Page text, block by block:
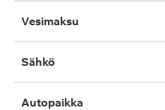
Vesimaksu
Sähkö
Autopaikka